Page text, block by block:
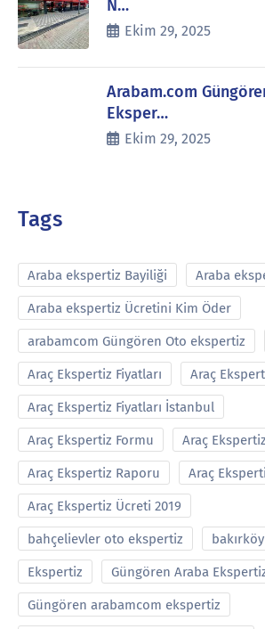
N…
Ekim 29, 2025
Arabam.com
Eksper…
Ekim 29, 2025
Tags
Araba ekspertiz Bayiliği Araba
Araba ekspertiz Ücretini Kim Öder
arabamcom Güngören Oto ekspertiz
Araç Ekspertiz Fiyatları Araç
Araç Ekspertiz Fiyatları İstanbul
Araç Ekspertiz Formu Araç
Araç Ekspertiz Raporu Araç
Araç Ekspertiz Ücreti 2019
bahçelievler oto ekspertiz
Ekspertiz Güngören Araba
Güngören arabamcom ekspertiz